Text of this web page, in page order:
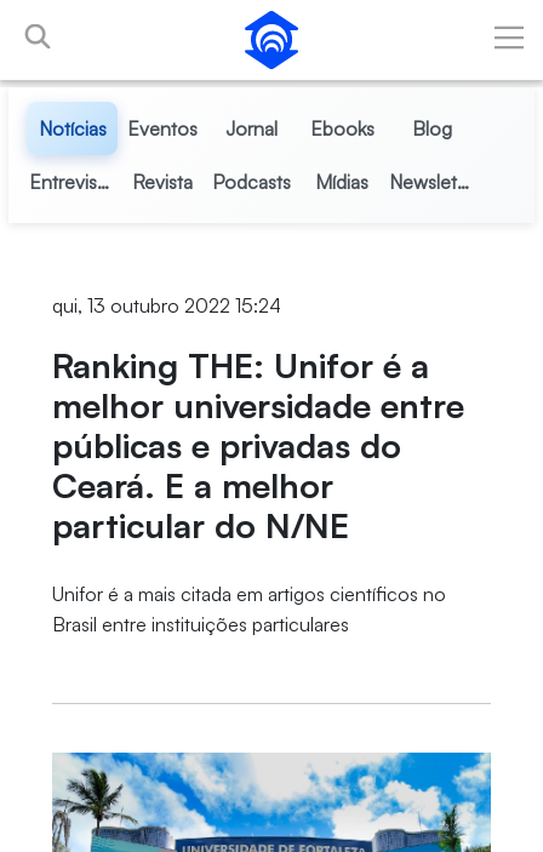
Pular para o Conteúdo principal
Notícias Eventos Jornal Ebooks Blog
Entrevistas Revista Podcasts Mídias Newsletter
qui, 13 outubro 2022 15:24
Ranking THE: Unifor é a
melhor universidade entre
públicas e privadas do
Ceará. E a melhor
particular do N/NE
Unifor é a mais citada em artigos científicos no
Brasil entre instituições particulares